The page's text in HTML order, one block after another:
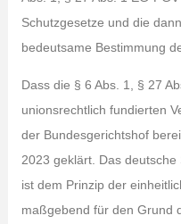
Schutzgesetze und die
bedeutsame Bestimmung
Dass die § 6 Abs. 1, § 27
unionsrechtlich fundierten
der Bundesgerichtshof
2023 geklärt. Das
ist dem Prinzip der
maßgebend für den Grund